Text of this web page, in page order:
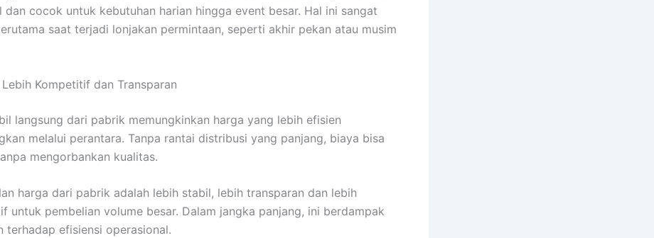
dan cocok untuk kebutuhan harian hingga event besar. Hal ini sangat
saat terjadi lonjakan permintaan, seperti akhir pekan atau musim
Kompetitif dan Transparan
langsung dari pabrik memungkinkan harga yang lebih efisien
melalui perantara. Tanpa rantai distribusi yang panjang, biaya bisa
mengorbankan kualitas.
harga dari pabrik adalah lebih stabil, lebih transparan dan lebih
untuk pembelian volume besar. Dalam jangka panjang, ini berdampak
terhadap efisiensi operasional.